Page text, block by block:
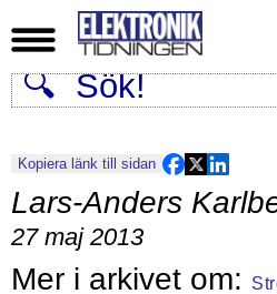
Kopiera länk till sidan
Lars-Anders
27 maj 2013